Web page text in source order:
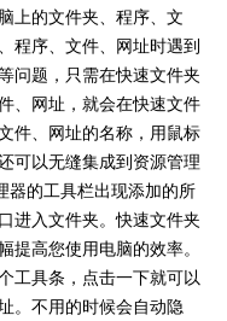
的文件夹、程序、文
程序、文件、网址时遇到
问题，只需在快速文件夹
、网址，就会在快速文件
件、网址的名称，用鼠标
可以无缝集成到资源管理
器的工具栏出现添加的所
进入文件夹。快速文件夹
高您使用电脑的效率。
工具条，点击一下就可以
。不用的时候会自动隐